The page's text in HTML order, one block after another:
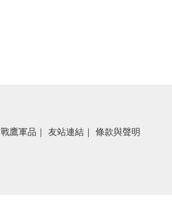
戰鷹軍品 ｜ 友站連結 ｜ 條款與聲明